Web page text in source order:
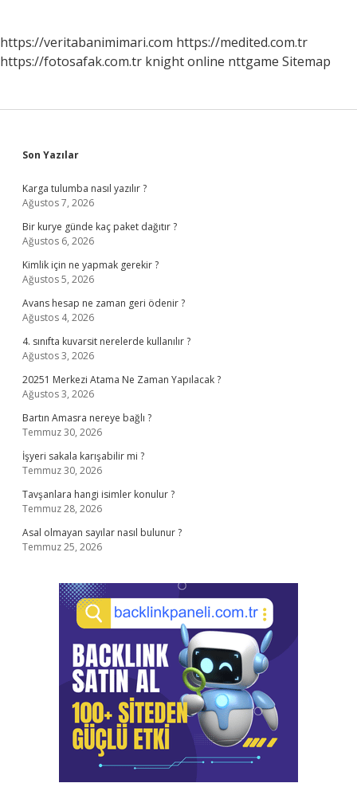
https://veritabanimimari.com https://medited.com.tr
https://fotosafak.com.tr knight online nttgame Sitemap
Sidebar
Son Yazılar
Karga tulumba nasıl yazılır ?
Ağustos 7, 2026
Bir kurye günde kaç paket dağıtır ?
Ağustos 6, 2026
Kimlik için ne yapmak gerekir ?
Ağustos 5, 2026
Avans hesap ne zaman geri ödenir ?
Ağustos 4, 2026
4. sınıfta kuvarsit nerelerde kullanılır ?
Ağustos 3, 2026
20251 Merkezi Atama Ne Zaman Yapılacak ?
Ağustos 3, 2026
Bartın Amasra nereye bağlı ?
Temmuz 30, 2026
İşyeri sakala karışabilir mi ?
Temmuz 30, 2026
Tavşanlara hangi isimler konulur ?
Temmuz 28, 2026
Asal olmayan sayılar nasıl bulunur ?
Temmuz 25, 2026